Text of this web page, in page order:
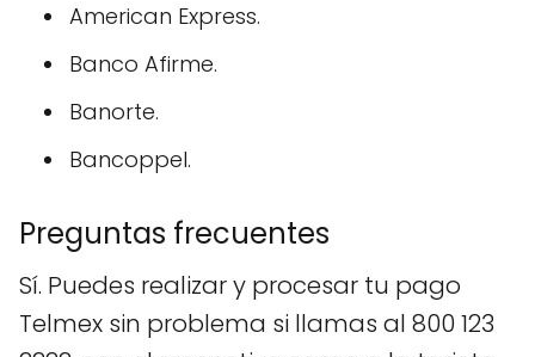
American Express.
Banco Afirme.
Banorte.
Bancoppel.
Preguntas frecuentes
Sí. Puedes realizar y procesar tu pago
Telmex sin problema si llamas al 800 123